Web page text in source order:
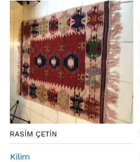
RASIM ÇETIN
Kilim